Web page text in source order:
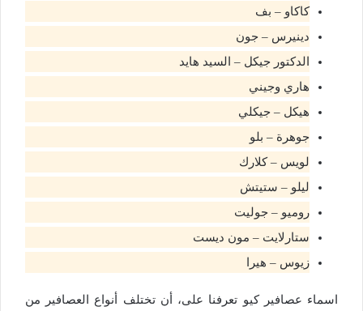
كاكاو – بف
دينيرس – جون
الدكتور جيكل – السيد هايد
هاري وجيني
هيكل – جيكلي
جوهرة – بلو
لويس – كلارك
ليلو – ستيتش
روميو – جوليت
ستارلايت – مون ديست
زيوس – هيرا
اسماء عصافير كيو تعرفنا على، أن تختلف أنواع العصافير من